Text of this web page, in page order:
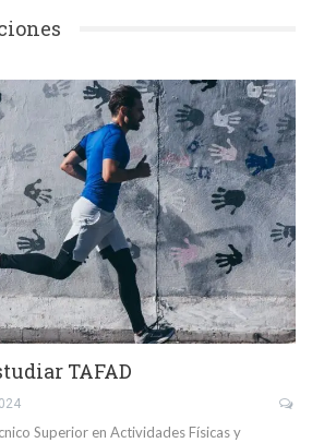
TAFAD
Superior en Actividades Físicas y